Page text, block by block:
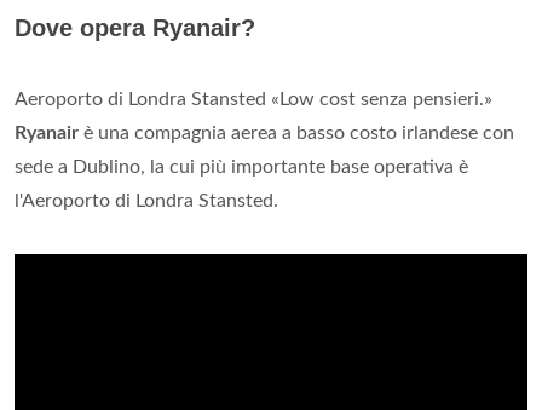
Dove opera Ryanair?
Aeroporto di Londra Stansted «Low cost senza pensieri.»
Ryanair è una compagnia aerea a basso costo irlandese con
sede a Dublino, la cui più importante base operativa è
l'Aeroporto di Londra Stansted.